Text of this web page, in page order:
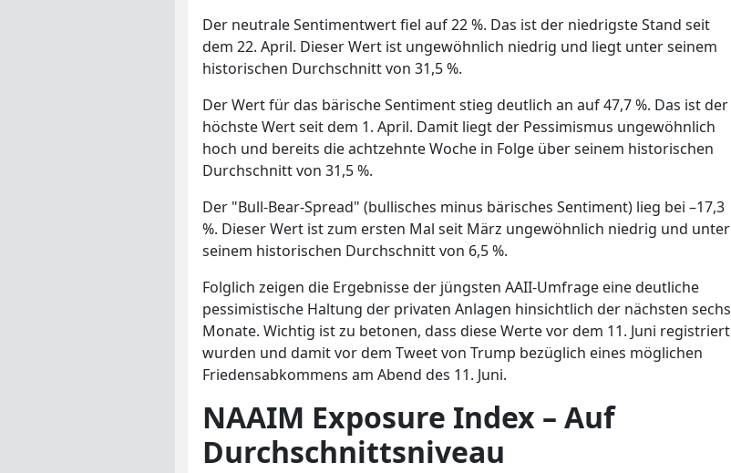
Der neutrale Sentimentwert fiel auf 22 %. Das ist der niedrigste Stand seit
dem 22. April. Dieser Wert ist ungewöhnlich niedrig und liegt unter seinem
historischen Durchschnitt von 31,5 %.
Der Wert für das bärische Sentiment stieg deutlich an auf 47,7 %. Das ist der
höchste Wert seit dem 1. April. Damit liegt der Pessimismus ungewöhnlich
hoch und bereits die achtzehnte Woche in Folge über seinem historischen
Durchschnitt von 31,5 %.
Der "Bull-Bear-Spread" (bullisches minus bärisches Sentiment) lieg bei –17,3
%. Dieser Wert ist zum ersten Mal seit März ungewöhnlich niedrig und unter
seinem historischen Durchschnitt von 6,5 %.
Folglich zeigen die Ergebnisse der jüngsten AAII-Umfrage eine deutliche
pessimistische Haltung der privaten Anlagen hinsichtlich der nächsten sechs
Monate. Wichtig ist zu betonen, dass diese Werte vor dem 11. Juni registriert
wurden und damit vor dem Tweet von Trump bezüglich eines möglichen
Friedensabkommens am Abend des 11. Juni.
NAAIM Exposure Index – Auf
Durchschnittsniveau